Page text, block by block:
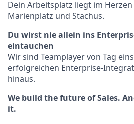
Dein Arbeitsplatz liegt im
Marienplatz und Stachus.
Du wirst nie allein ins
eintauchen
Wir sind Teamplayer von Tag
erfolgreichen Enterprise-
hinaus.
We build the future of Sales.
it.